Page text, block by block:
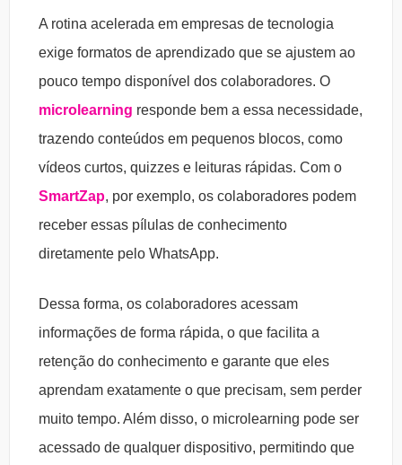
A rotina acelerada em empresas de tecnologia
exige formatos de aprendizado que se ajustem ao
pouco tempo disponível dos colaboradores. O
microlearning responde bem a essa necessidade,
trazendo conteúdos em pequenos blocos, como
vídeos curtos, quizzes e leituras rápidas. Com o
SmartZap, por exemplo, os colaboradores podem
receber essas pílulas de conhecimento
diretamente pelo WhatsApp.
Dessa forma, os colaboradores acessam
informações de forma rápida, o que facilita a
retenção do conhecimento e garante que eles
aprendam exatamente o que precisam, sem perder
muito tempo. Além disso, o microlearning pode ser
acessado de qualquer dispositivo, permitindo que